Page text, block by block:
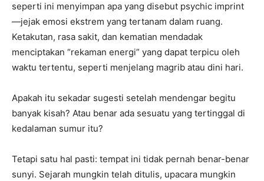
seperti ini menyimpan apa yang disebut psychic imprint
—jejak emosi ekstrem yang tertanam dalam ruang.
Ketakutan, rasa sakit, dan kematian mendadak
menciptakan “rekaman energi” yang dapat terpicu oleh
waktu tertentu, seperti menjelang magrib atau dini hari.
Apakah itu sekadar sugesti setelah mendengar begitu
banyak kisah? Atau benar ada sesuatu yang tertinggal di
kedalaman sumur itu?
Tetapi satu hal pasti: tempat ini tidak pernah benar-benar
sunyi. Sejarah mungkin telah ditulis, upacara mungkin